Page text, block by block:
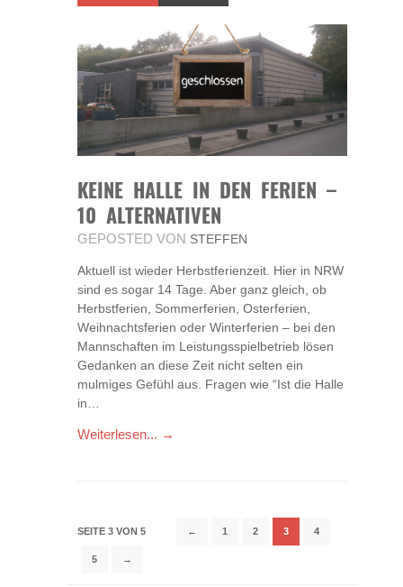
KEINE HALLE IN DEN FERIEN –
10 ALTERNATIVEN
GEPOSTED VON STEFFEN
Aktuell ist wieder Herbstferienzeit. Hier in NRW
sind es sogar 14 Tage. Aber ganz gleich, ob
Herbstferien, Sommerferien, Osterferien,
Weihnachtsferien oder Winterferien – bei den
Mannschaften im Leistungsspielbetrieb lösen
Gedanken an diese Zeit nicht selten ein
mulmiges Gefühl aus. Fragen wie “Ist die Halle
in…
Weiterlesen... →
SEITE 3 VON 5 ← 1 2 3 4
5 →